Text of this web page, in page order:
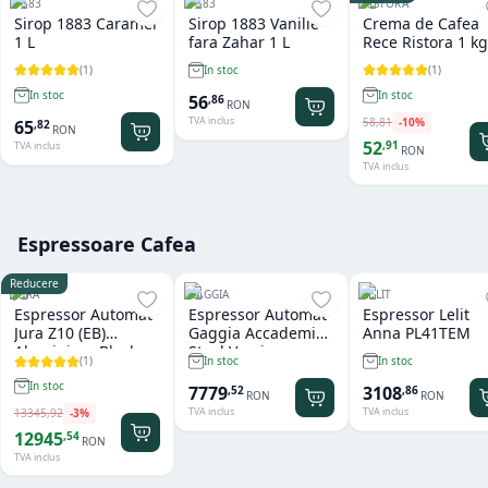
Sirop 1883 Caramel
1 L
(1)
In stoc
65,82 RON
TVA inclus
Sirop 1883 Vanilie
fara Zahar 1 L
In stoc
56,86 RON
TVA inclus
Crema de Cafea
Rece Ristora 1 kg
(1)
In stoc
58,81 -10%
52,91 RON
TVA inclus
Espressoare Cafea
Reducere
JURA
Espressor Automat
Jura Z10 (EB)
Aluminium Black
(1)
In stoc
13345,92 -3%
12945,54 RON
TVA inclus
GAGGIA
Espressor Automat
Gaggia Accademia
Steel Version
In stoc
7779,52 RON
TVA inclus
LELIT
Espressor Lelit
Anna PL41TEM
In stoc
3108,86 RON
TVA inclus